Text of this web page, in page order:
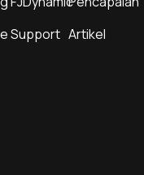
Support Artikel